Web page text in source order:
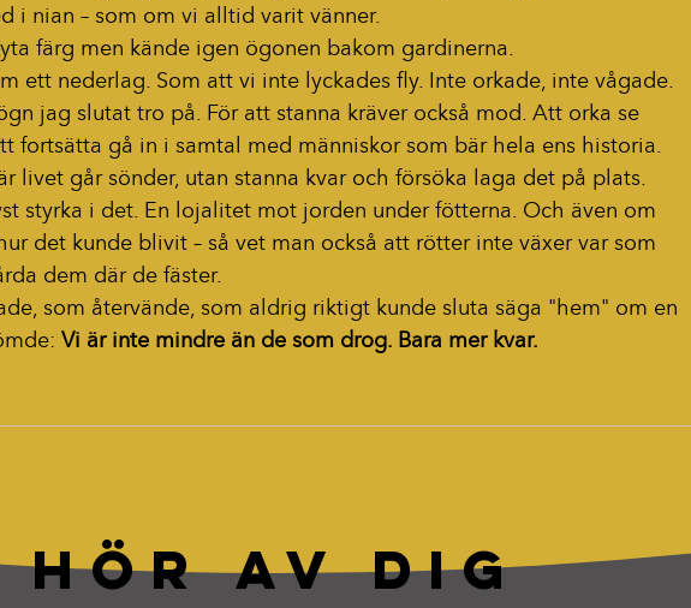
i nian – som om vi alltid varit vänner.
färg men kände igen ögonen bakom gardinerna.
ett nederlag. Som att vi inte lyckades fly. Inte orkade, inte vågade.
jag slutat tro på. För att stanna kräver också mod. Att orka se
fortsätta gå in i samtal med människor som bär hela ens historia.
livet går sönder, utan stanna kvar och försöka laga det på plats.
styrka i det. En lojalitet mot jorden under fötterna. Och även om
det kunde blivit – så vet man också att rötter inte växer var som
dem där de fäster.
som återvände, som aldrig riktigt kunde sluta säga "hem" om en
Vi är inte mindre än de som drog. Bara mer kvar.
HÖR AV DIG